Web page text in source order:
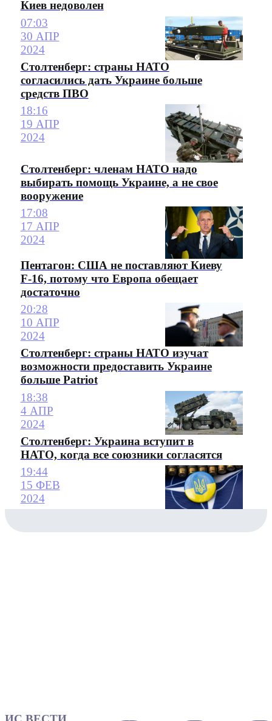
Киев недоволен
07:03
30 АПР
2024
Столтенберг: страны НАТО
согласились дать Украине больше
средств ПВО
18:16
19 АПР
2024
Столтенберг: членам НАТО надо
выбирать помощь Украине, а не свое
вооружение
17:08
17 АПР
2024
Пентагон: США не поставляют Киеву
F-16, потому что Европа обещает
достаточно
20:28
10 АПР
2024
Столтенберг: страны НАТО изучат
возможности предоставить Украине
больше Patriot
18:38
4 АПР
2024
Столтенберг: Украина вступит в
НАТО, когда все союзники согласятся
19:44
15 ФЕВ
2024